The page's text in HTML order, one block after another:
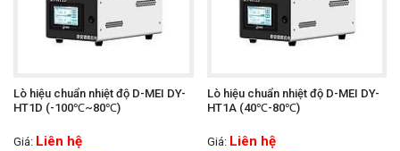
Lò hiệu chuẩn nhiệt độ D-MEI DY-
HT1D (-100℃~80℃)
Giá: Liên hệ
Lò hiệu chuẩn nhiệt độ D-MEI DY-
HT1A (40℃-80℃)
Giá: Liên hệ